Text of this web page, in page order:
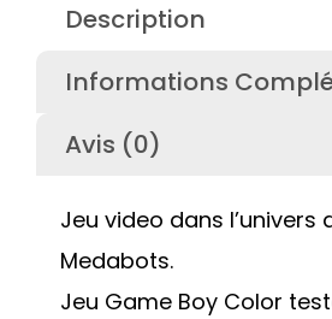
Description
Informations
Avis (0)
Jeu video dans l’univers
Medabots.
Jeu Game Boy Color